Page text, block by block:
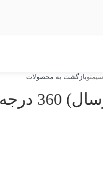
بازگشت به محصولات
آسیمتو